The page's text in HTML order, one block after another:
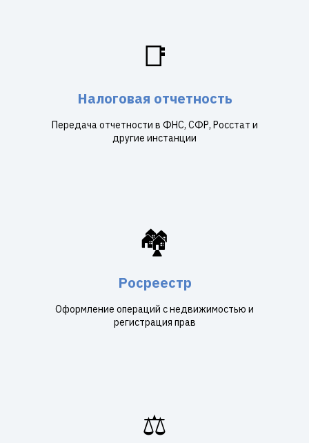
📑
Налоговая отчетность
Передача отчетности в ФНС, СФР, Росстат и
другие инстанции
🏘️
Росреестр
Оформление операций с недвижимостью и
регистрация прав
⚖️